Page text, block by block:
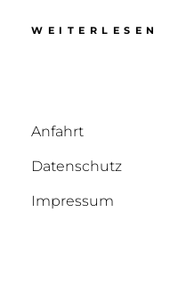
WEITERLESEN
Anfahrt
Datenschutz
Impressum